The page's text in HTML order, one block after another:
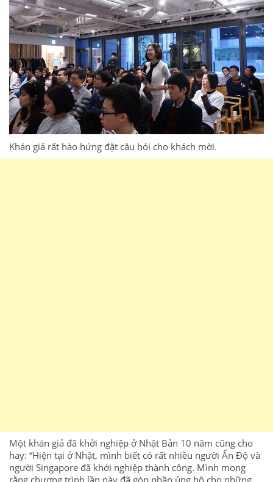
Khán giả rất hào hứng đặt câu hỏi cho khách mời.
Một khán giả đã khởi nghiệp ở Nhật Bản 10 năm cũng cho
hay: “Hiện tại ở Nhật, mình biết có rất nhiều người Ấn Độ và
người Singapore đã khởi nghiệp thành công. Mình mong
rằng chương trình lần này đã góp phần ủng hộ cho những